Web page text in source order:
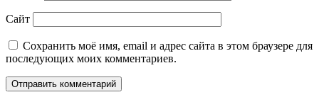
Сайт
Сохранить моё имя, email и адрес сайта в этом браузере для
последующих моих комментариев.